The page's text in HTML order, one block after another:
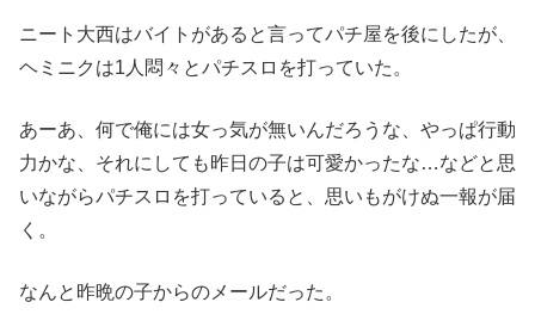
ニート大西はバイトがあると言ってパチ屋を後にしたが、
ヘミニクは1人悶々とパチスロを打っていた。
あーあ、何で俺には女っ気が無いんだろうな、やっぱ行動
力かな、それにしても昨日の子は可愛かったな…などと思
いながらパチスロを打っていると、思いもがけぬ一報が届
く。
なんと昨晩の子からのメールだった。